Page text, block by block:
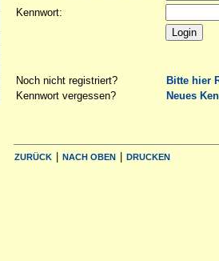
Kennwort:
Noch nicht registriert?
Bitte hier
Kennwort vergessen?
Neues
ZURÜCK NACH OBEN DRUCKEN